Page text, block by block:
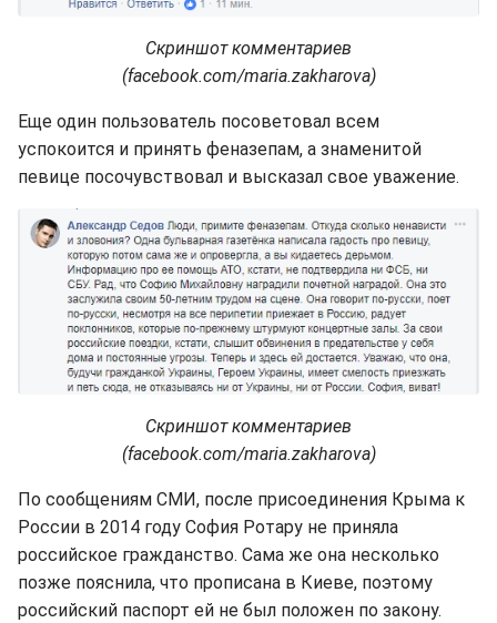
Скриншот комментариев
(facebook.com/maria.zakharova)
Еще один пользователь посоветовал всем
успокоится и принять феназепам, а знаменитой
певице посочувствовал и высказал свое уважение.
Скриншот комментариев
(facebook.com/maria.zakharova)
По сообщениям СМИ, после присоединения Крыма к
России в 2014 году София Ротару не приняла
российское гражданство. Сама же она несколько
позже пояснила, что прописана в Киеве, поэтому
российский паспорт ей не был положен по закону.